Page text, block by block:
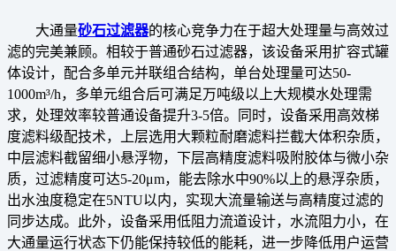
大通量砂石过滤器的核心竞争力在于超大处理量与高效过
滤的完美兼顾。相较于普通砂石过滤器，该设备采用扩容式罐
体设计，配合多单元并联组合结构，单台处理量可达50-
1000m³/h，多单元组合后可满足万吨级以上大规模水处理需
求，处理效率较普通设备提升3-5倍。同时，设备采用高效梯
度滤料级配技术，上层选用大颗粒耐磨滤料拦截大体积杂质，
中层滤料截留细小悬浮物，下层高精度滤料吸附胶体与微小杂
质，过滤精度可达5-20μm，能去除水中90%以上的悬浮杂质，
出水浊度稳定在5NTU以内，实现大流量输送与高精度过滤的
同步达成。此外，设备采用低阻力流道设计，水流阻力小，在
大通量运行状态下仍能保持较低的能耗，进一步降低用户运营